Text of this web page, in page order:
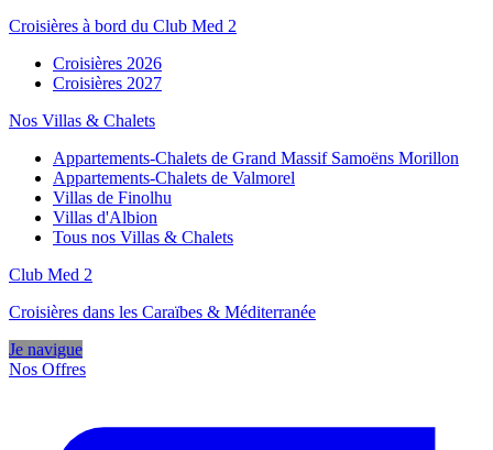
Croisières à bord du Club Med 2
Croisières 2026
Croisières 2027
Nos Villas & Chalets
Appartements-Chalets de Grand Massif Samoëns Morillon
Appartements-Chalets de Valmorel
Villas de Finolhu
Villas d'Albion
Tous nos Villas & Chalets
Club Med 2
Croisières dans les Caraïbes & Méditerranée
Je navigue
Nos Offres